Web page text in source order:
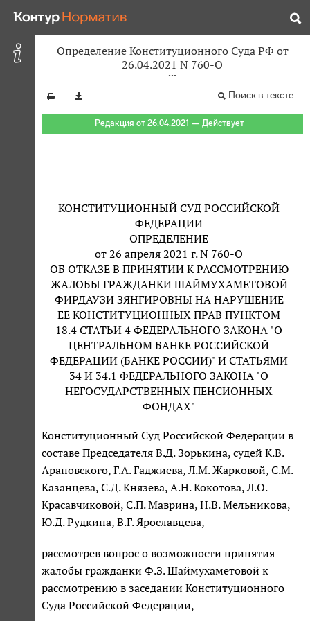
Определение Конституционного Суда РФ от
26.04.2021 N 760-О
Поиск в тексте
Редакция от 26.04.2021 — Действует
КОНСТИТУЦИОННЫЙ СУД РОССИЙСКОЙ
ФЕДЕРАЦИИ
ОПРЕДЕЛЕНИЕ
от 26 апреля 2021 г. N 760-О
ОБ ОТКАЗЕ В ПРИНЯТИИ К РАССМОТРЕНИЮ
ЖАЛОБЫ ГРАЖДАНКИ ШАЙМУХАМЕТОВОЙ
ФИРДАУЗИ ЗЯНГИРОВНЫ НА НАРУШЕНИЕ
ЕЕ КОНСТИТУЦИОННЫХ ПРАВ ПУНКТОМ
18.4 СТАТЬИ 4 ФЕДЕРАЛЬНОГО ЗАКОНА "О
ЦЕНТРАЛЬНОМ БАНКЕ РОССИЙСКОЙ
ФЕДЕРАЦИИ (БАНКЕ РОССИИ)" И СТАТЬЯМИ
34 И 34.1 ФЕДЕРАЛЬНОГО ЗАКОНА "О
НЕГОСУДАРСТВЕННЫХ ПЕНСИОННЫХ
ФОНДАХ"
Конституционный Суд Российской Федерации в
составе Председателя В.Д. Зорькина, судей К.В.
Арановского, Г.А. Гаджиева, Л.М. Жарковой, С.М.
Казанцева, С.Д. Князева, А.Н. Кокотова, Л.О.
Красавчиковой, С.П. Маврина, Н.В. Мельникова,
Ю.Д. Рудкина, В.Г. Ярославцева,
рассмотрев вопрос о возможности принятия
жалобы гражданки Ф.З. Шаймухаметовой к
рассмотрению в заседании Конституционного
Суда Российской Федерации,